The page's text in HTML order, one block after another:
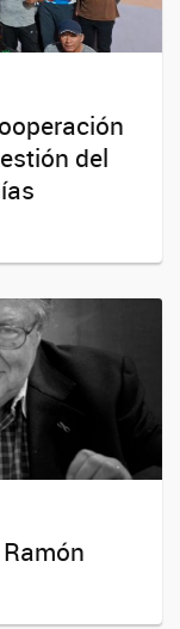
del